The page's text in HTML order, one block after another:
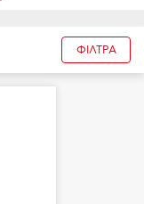
ΦΙΛΤΡΑ